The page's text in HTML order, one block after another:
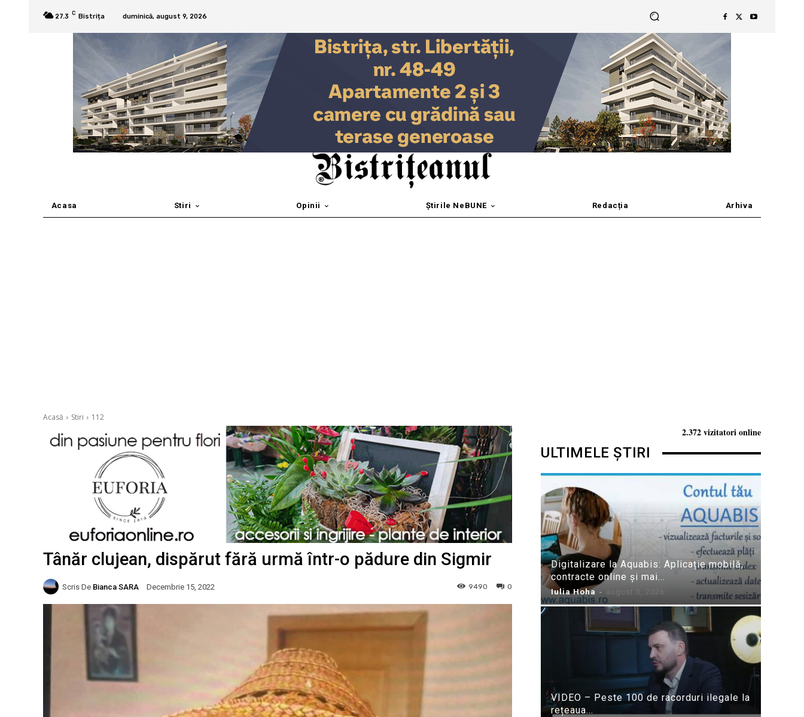
27.3 C Bistrița duminică, august 9, 2026
Acasa Stiri Opinii Știrile NeBUNE Redacția Arhiva
Acasă Stiri 112
Tânăr clujean, dispărut fără urmă într-o pădure din Sigmir
Scris De Bianca SARA Decembrie 15, 2022 0
9490
2.372 vizitatori online
ULTIMELE ȘTIRI
Digitalizare la Aquabis: Aplicație mobilă,
contracte online și mai...
Iulia Hoha - august 3, 2026
VIDEO – Peste 100 de racorduri ilegale la
rețeaua...